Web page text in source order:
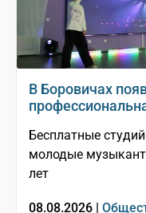
В Боровичах
Бесплатные
молодые
лет
08.08.2026 |